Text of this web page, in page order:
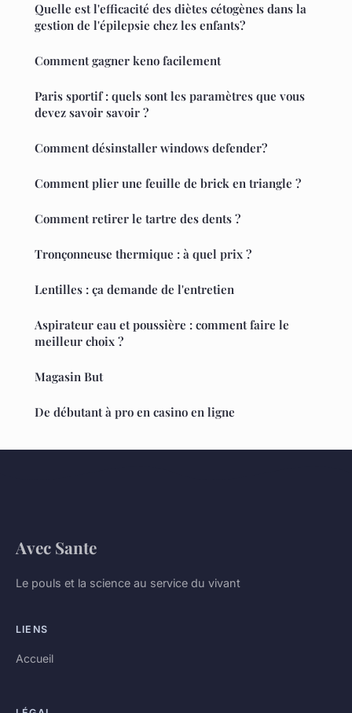
Quelle est l'efficacité des diètes cétogènes dans la
gestion de l'épilepsie chez les enfants?
Comment gagner keno facilement
Paris sportif : quels sont les paramètres que vous
devez savoir savoir ?
Comment désinstaller windows defender?
Comment plier une feuille de brick en triangle ?
Comment retirer le tartre des dents ?
Tronçonneuse thermique : à quel prix ?
Lentilles : ça demande de l'entretien
Aspirateur eau et poussière : comment faire le
meilleur choix ?
Magasin But
De débutant à pro en casino en ligne
Avec Sante
Le pouls et la science au service du vivant
LIENS
Accueil